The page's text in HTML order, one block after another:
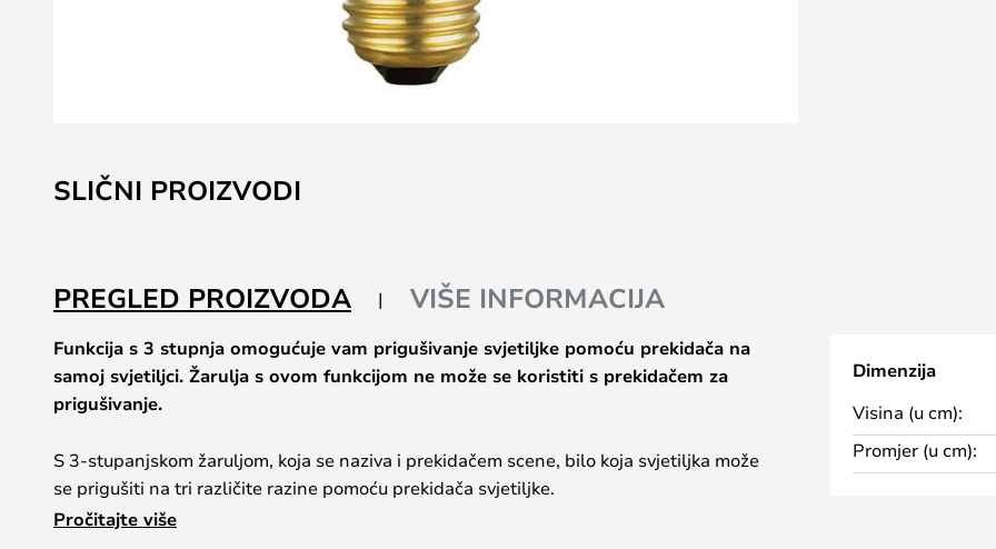
to
the
the
images
gallery
SLIČNI PROIZVODI
PREGLED PROIZVODA VIŠE INFORMACIJA
Funkcija s 3 stupnja omogućuje vam prigušivanje svjetiljke pomoću prekidača na
samoj svjetiljci. Žarulja s ovom funkcijom ne može se koristiti s prekidačem za
prigušivanje.
S 3-stupanjskom žaruljom, koja se naziva i prekidačem scene, bilo koja svjetiljka može
se prigušiti na tri različite razine pomoću prekidača svjetiljke.
Pročitajte više
Dimenzija
Visina (u cm):
Promjer (u cm):